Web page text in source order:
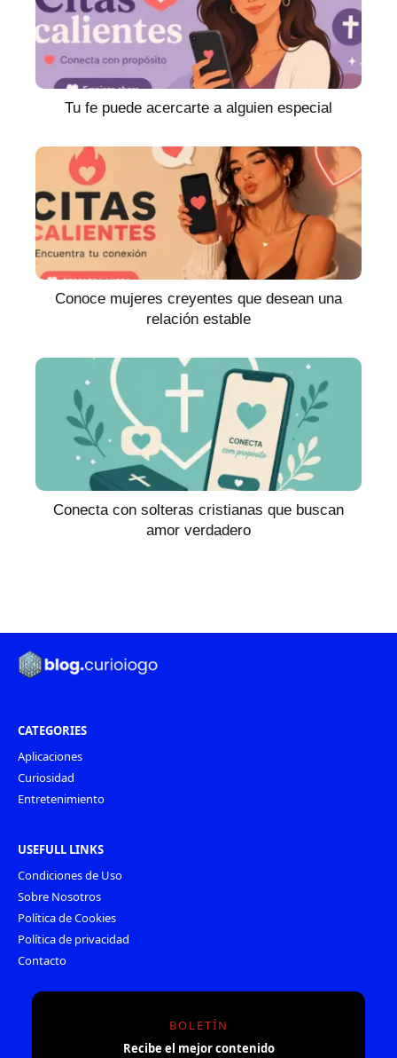
Tu fe puede acercarte a alguien especial
Conoce mujeres creyentes que desean una
relación estable
Conecta con solteras cristianas que buscan
amor verdadero
CATEGORIES
Aplicaciones
Curiosidad
Entretenimiento
USEFULL LINKS
Condiciones de Uso
Sobre Nosotros
Política de Cookies
Política de privacidad
Contacto
BOLETÍN
Recibe el mejor contenido